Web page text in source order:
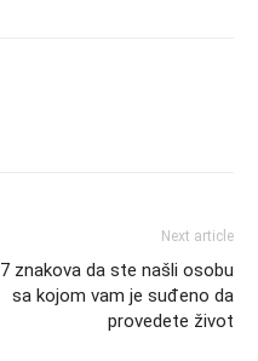
Next article
7 znakova da ste našli osobu
sa kojom vam je suđeno da
provedete život